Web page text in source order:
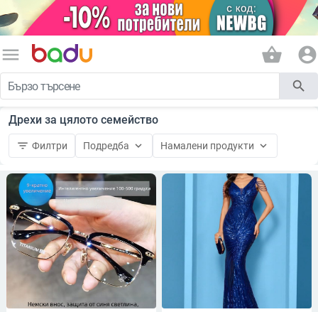
menu shopping_basket account_circle
search
Дрехи за цялото семейство
filter_list Филтри Подредба keyboard_arrow_down Намалени продукти keyboard_arrow_down